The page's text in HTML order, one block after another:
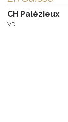
CH Palézieux
VD